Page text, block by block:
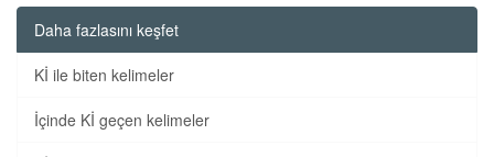
Daha fazlasını keşfet
Kİ ile biten kelimeler
İçinde Kİ geçen kelimeler